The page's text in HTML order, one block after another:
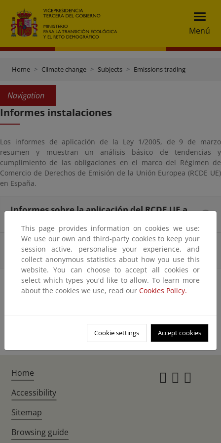
Menú
Home Climate change Subjects Emissions trading
Navigation
Informes instalaciones
Los informes de aplicación de la Ley 1/2005, de 9 de marzo
resumen y muestran un análisis básico de tendencias y
cumplimiento de las obligaciones en el marco del Régimen de
Comercio de Derechos de Emisión de la Unión Europea (RCDE UE)
en España.
Informes sobre la aplicación del RCDE UE a
Informes sobre la aplicación del RCDE UE a
instalaciones individuales
This page provides information on cookies we use:
We use our own and third-party cookies to keep your
session active, personalise your experience, and
collect anonymous statistics about how you use this
website. You can choose to accept all cookies or
select which types you'd like to allow. To learn more
about the cookies we use, read our Cookies Policy.
Cookie settings Accept cookies
Home
Accessibility
Sitemap
Browsing guide